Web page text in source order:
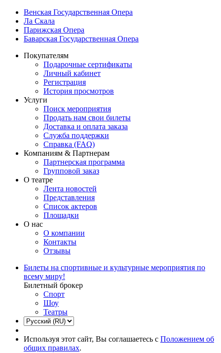
Венская Государственная Опера
Ла Скала
Парижская Опера
Баварская Государственная Опера
Покупателям
Подарочные сертификаты
Личный кабинет
Регистрация
История просмотров
Услуги
Поиск мероприятия
Продать нам свои билеты
Доставка и оплата заказа
Служба поддержки
Справка (FAQ)
Компаниям & Партнерам
Партнерская программа
Групповой заказ
О театре
Лента новостей
Представления
Список актеров
Площадки
О нас
О компании
Контакты
Отзывы
Билеты на спортивные и культурные мероприятия по
всему миру!
Билетный брокер
Спорт
Шоу
Театры
Используя этот сайт, Вы соглашаетесь с Положением об
общих правилах.